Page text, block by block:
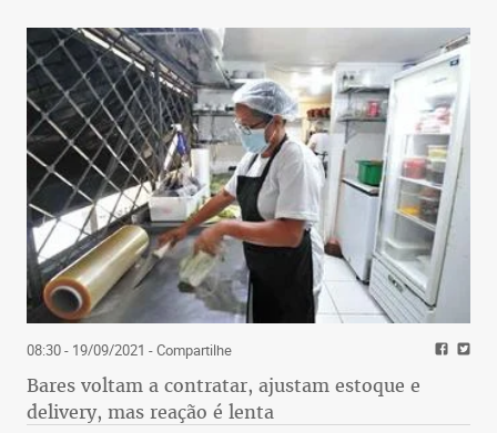
08:30 - 19/09/2021 - Compartilhe
Bares voltam a contratar, ajustam estoque e
delivery, mas reação é lenta